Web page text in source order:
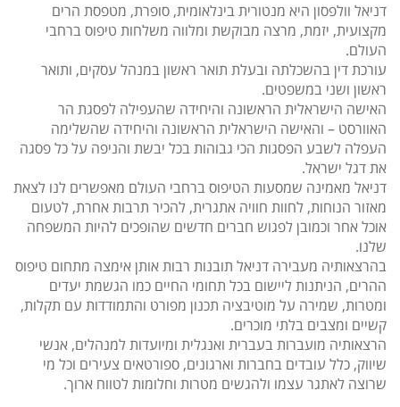
דניאל וולפסון היא מנטורית בינלאומית, סופרת, מטפסת הרים
מקצועית, יזמת, מרצה מבוקשת ומלווה משלחות טיפוס ברחבי
העולם.
עורכת דין בהשכלתה ובעלת תואר ראשון במנהל עסקים, ותואר
ראשון ושני במשפטים.
האישה הישראלית הראשונה והיחידה שהעפילה לפסגת הר
האוורסט – והאישה הישראלית הראשונה והיחידה שהשלימה
העפלה לשבע הפסגות הכי גבוהות בכל יבשת והניפה על כל פסגה
את דגל ישראל.
דניאל מאמינה שמסעות הטיפוס ברחבי העולם מאפשרים לנו לצאת
מאזור הנוחות, לחוות חוויה אתגרית, להכיר תרבות אחרת, לטעום
אוכל אחר וכמובן לפגוש חברים חדשים שהופכים להיות המשפחה
שלנו.
בהרצאותיה מעבירה דניאל תובנות רבות אותן אימצה מתחום טיפוס
ההרים, הניתנות ליישום בכל תחומי החיים כמו הגשמת יעדים
ומטרות, שמירה על מוטיבציה תכנון מפורט והתמודדות עם תקלות,
קשיים ומצבים בלתי מוכרים.
הרצאותיה מועברות בעברית ואנגלית ומיועדות למנהלים, אנשי
שיווק, כלל עובדים בחברות וארגונים, ספורטאים צעירים וכל מי
שרוצה לאתגר עצמו ולהגשים מטרות וחלומות לטווח ארוך.